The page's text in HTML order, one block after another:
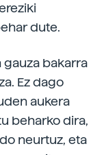
dute.
gauza bakarra
Ez dago
aukera
beharko dira,
neurtuz, eta